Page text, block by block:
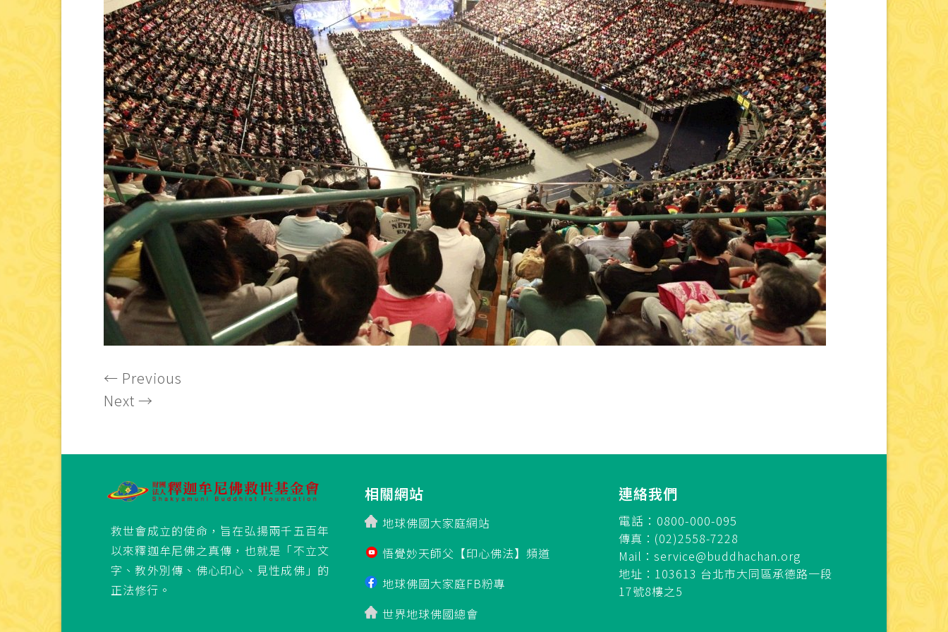
← Previous
Next →
救世會成立的使命，旨在弘揚兩千五百年
以來釋迦牟尼佛之真傳，也就是「不立文
字、教外別傳、佛心印心、見性成佛」的
正法修行。
相關網站
地球佛國大家庭網站
悟覺妙天師父【印心佛法】頻道
地球佛國大家庭FB粉專
世界地球佛國總會
連絡我們
電話：0800-000-095
傳真：(02)2558-7228
Mail： service@buddhachan.org
地址：103613 台北市大同區承德路一段
17號8樓之5